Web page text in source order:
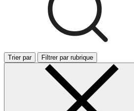
Trier par Filtrer par rubrique